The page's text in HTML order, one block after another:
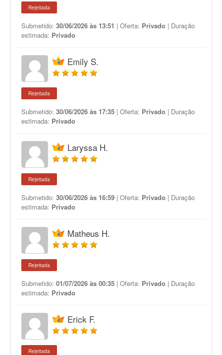
Rejeitada
Submetido: 30/06/2026 às 13:51 | Oferta: Privado | Duração
estimada: Privado
Emily S.
Rejeitada
Submetido: 30/06/2026 às 17:35 | Oferta: Privado | Duração
estimada: Privado
Laryssa H.
Rejeitada
Submetido: 30/06/2026 às 16:59 | Oferta: Privado | Duração
estimada: Privado
Matheus H.
Rejeitada
Submetido: 01/07/2026 às 00:35 | Oferta: Privado | Duração
estimada: Privado
Erick F.
Rejeitada